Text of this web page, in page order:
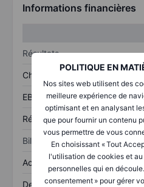
POLITIQUE EN
Nos sites web utilisent des
meilleure expérience de
optimisant et en analysant
que pour fournir un contenu
vous permettre de vous
En choisissant « Tout
l'utilisation de cookies et
personnelles qui en
consentement » pour gérer
Informations financières
Résultats
Chiffre d’affaires
EBITDA
Résultat net
Bilan
Actifs totaux
Dette totale